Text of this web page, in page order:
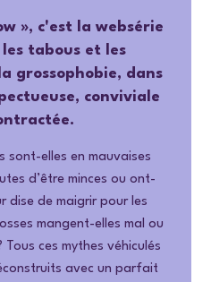
», c'est la websérie
tabous et les
grossophobie, dans
conviviale
sont-elles en mauvaises
d’être minces ou ont-
dise de maigrir pour les
mangent-elles mal ou
ces mythes véhiculés
avec un parfait